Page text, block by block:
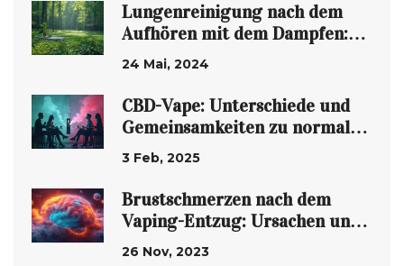
Lungenreinigung nach dem
Aufhören mit dem Dampfen:
Tipps und Fakten
24 Mai, 2024
CBD-Vape: Unterschiede und
Gemeinsamkeiten zu normalen
Vapes
3 Feb, 2025
Brustschmerzen nach dem
Vaping-Entzug: Ursachen und
Lösungsansätze
26 Nov, 2023